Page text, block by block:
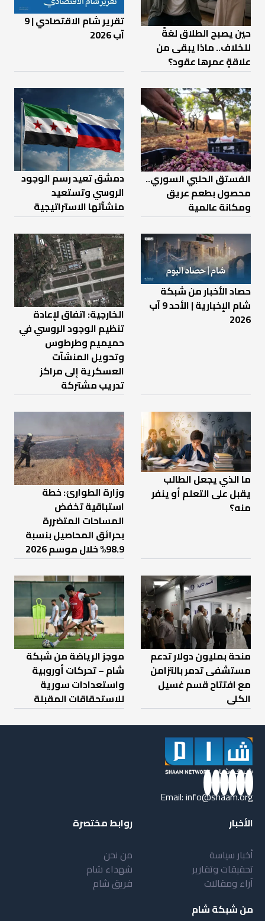
حين يصبح الطلاق لغةً
للخلاف.. ماذا يبقى من
علاقةٍ عمرها عقود؟
تقرير شام الاقتصادي | 9
آب 2026
الفستق الحلبي السوري..
محصول بطعم عريق
ومكانة عالمية
دمشق تعيد رسم الوجود
الروسي وتستعيد
منشآتها الاستراتيجية
حصاد الأخبار من شبكة
شام الإخبارية | الأحد 9 آب
2026
الخارجية: اتفاق لإعادة
تنظيم الوجود الروسي في
حميميم وطرطوس
وتحويل المنشآت
العسكرية إلى مراكز
تدريب مشتركة
ما الذي يجعل الطالب
يقبل على التعلم أو ينفر
منه؟
وزارة الطوارئ: خطة
استباقية تخفض
المساحات المتضررة
بحرائق المحاصيل بنسبة
98.9% خلال موسم 2026
منحة بمليون دولار تدعم
مستشفى تدمر بالتزامن
مع افتتاح قسم غسيل
الكلى
موجز الرياضة من شبكة
شام – تحركات أوروبية
واستعدادات سورية
للاستحقاقات المقبلة
Email:info@shaam.org
الأخبار
أخبار سياسة
تحقيقات وتقارير
آراء ومقالات
روابط مختصرة
من نحن
شهداء شام
فريق شام
من شبكة شام